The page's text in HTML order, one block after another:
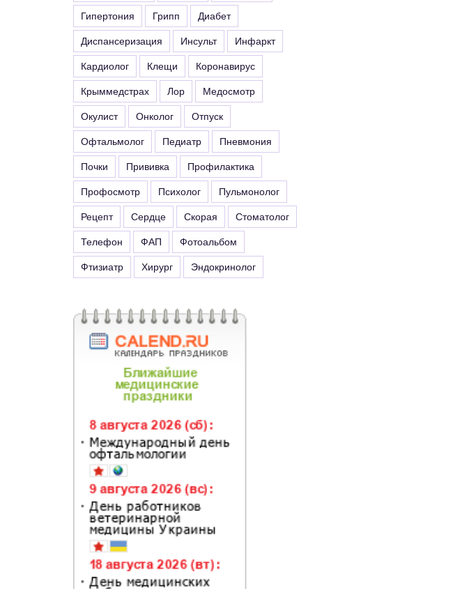
Гипертония
Грипп
Диабет
Диспансеризация
Инсульт
Инфаркт
Кардиолог
Клещи
Коронавирус
Крыммедстрах
Лор
Медосмотр
Окулист
Онколог
Отпуск
Офтальмолог
Педиатр
Пневмония
Почки
Прививка
Профилактика
Профосмотр
Психолог
Пульмонолог
Рецепт
Сердце Скорая
Стоматолог
Телефон
ФАП
Фотоальбом
Фтизиатр
Хирург Эндокринолог